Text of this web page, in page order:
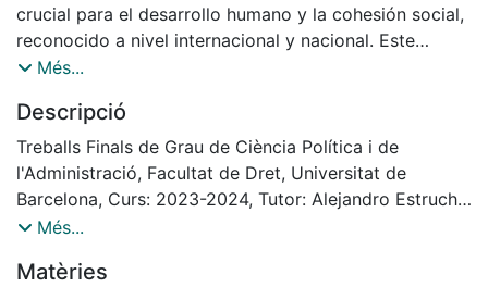
crucial para el desarrollo humano y la cohesión social,
reconocido a nivel internacional y nacional. Este
derecho influye en otros derechos como el trabajo, la
presenta grandes disparidades debido a factores
como la contracción económica, la restricción
crediticia, la baja oferta de vivienda protegida y los
altos precios en comparación con los salarios.
En Cataluña, se observa la paradoja de "gente sin casa
esencial implementar políticas públicas que aseguren
Més...
Descripció
Treballs Finals de Grau de Ciència Política i de
l'Administració, Facultat de Dret, Universitat de
Barcelona, Curs: 2023-2024, Tutor: Alejandro Estruch
Manjón
Més...
Matèries